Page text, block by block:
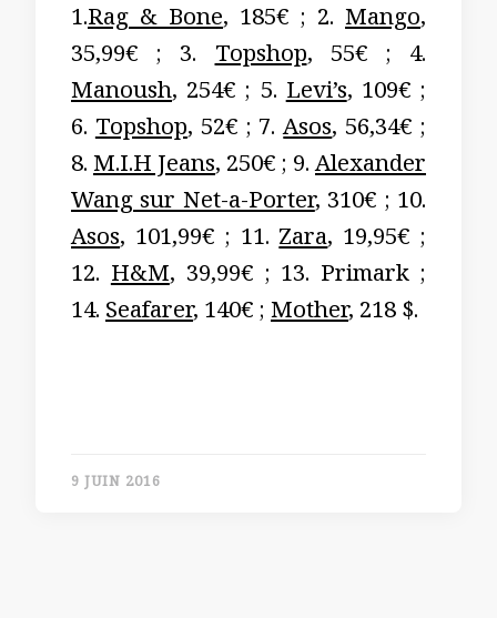
1.Rag & Bone, 185€ ; 2. Mango,
35,99€ ; 3.Topshop, 55€ ; 4.
Manoush, 254€ ; 5.Levi’s, 109€ ;
6.Topshop, 52€ ; 7.Asos, 56,34€ ;
8.M.I.H Jeans, 250€ ; 9.Alexander
Wang sur Net-a-Porter, 310€ ; 10.
Asos, 101,99€ ; 11.Zara, 19,95€ ;
12.H&M, 39,99€ ; 13. Primark ;
14.Seafarer, 140€ ; Mother, 218 $.
9 JUIN 2016